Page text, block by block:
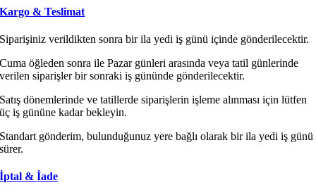
Kargo & Teslimat
Siparişiniz verildikten sonra bir ila yedi iş günü içinde gönderilecektir.
Cuma öğleden sonra ile Pazar günleri arasında veya tatil günlerinde
verilen siparişler bir sonraki iş gününde gönderilecektir.
Satış dönemlerinde ve tatillerde siparişlerin işleme alınması için lütfen
üç iş gününe kadar bekleyin.
Standart gönderim, bulunduğunuz yere bağlı olarak bir ila yedi iş günü
sürer.
İptal & İade